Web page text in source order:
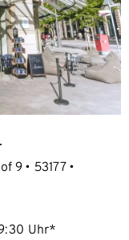
9
53177
Uhr*